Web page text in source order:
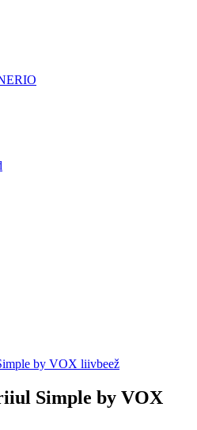
by VOX liivbeež
Simple by VOX